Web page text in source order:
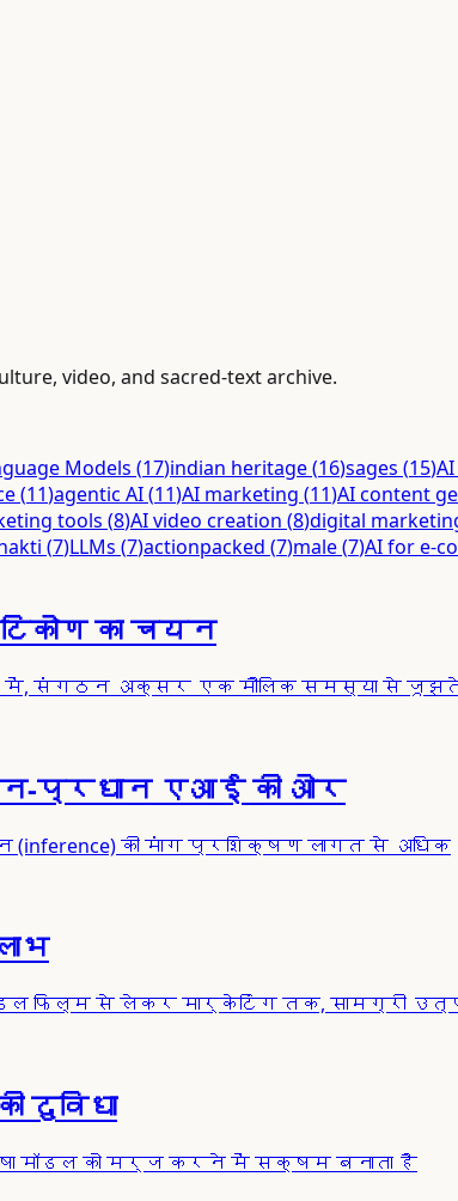
video, and sacred-text archive.
Models (17)indian heritage(16)sages (15)
(11)agentic AI(11)AI marketing (11)AI content
tools (8)AI video creation (8)digital
(7)LLMs (7)actionpacked (7)male(7)AI for e-
का चयन
में, संगठन अक्सर एक मौलिक समस्या से
प्रधान एआई की ओर
की मांग प्रशिक्षण लागत से अधिक
फिल्म से लेकर मार्केटिंग तक, सामग्री
दुविधा
मॉडल को मर्ज करने में सक्षम बनाता है